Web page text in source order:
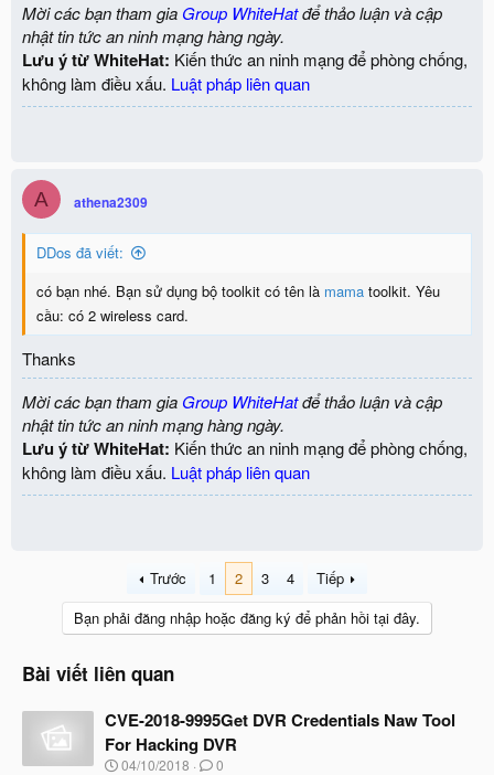
Mời các bạn tham gia Group WhiteHatđể thảo luận và cập
nhật tin tức an ninh mạng hàng ngày.
Lưu ý từ WhiteHat: Kiến thức an ninh mạng để phòng chống,
không làm điều xấu. Luật pháp liên quan
A athena2309
DDos đã viết:
có bạn nhé. Bạn sử dụng bộ toolkit có tên là mama toolkit. Yêu
cầu: có 2 wireless card.
Thanks
Mời các bạn tham gia Group WhiteHatđể thảo luận và cập
nhật tin tức an ninh mạng hàng ngày.
Lưu ý từ WhiteHat: Kiến thức an ninh mạng để phòng chống,
không làm điều xấu. Luật pháp liên quan
Trước 1 2 3 4
Tiếp
Bạn phải đăng nhập hoặc đăng ký để phản hồi tại đây.
Bài viết liên quan
CVE-2018-9995Get DVR Credentials Naw Tool
For Hacking DVR
N
04/10/2018 0